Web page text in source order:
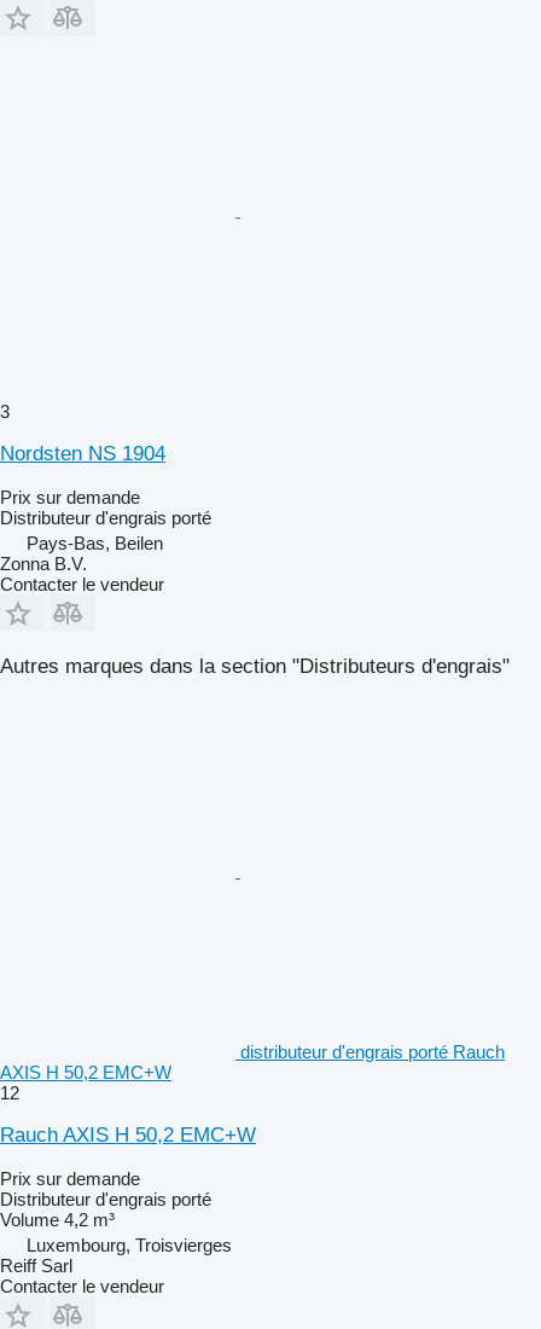
3
Nordsten NS 1904
Prix sur demande
Distributeur d'engrais porté
Pays-Bas, Beilen
Zonna B.V.
Contacter le vendeur
Autres marques dans la section "Distributeurs d'engrais"
distributeur d'engrais porté Rauch
AXIS H 50,2 EMC+W
12
Rauch AXIS H 50,2 EMC+W
Prix sur demande
Distributeur d'engrais porté
Volume 4,2 m³
Luxembourg, Troisvierges
Reiff Sarl
Contacter le vendeur